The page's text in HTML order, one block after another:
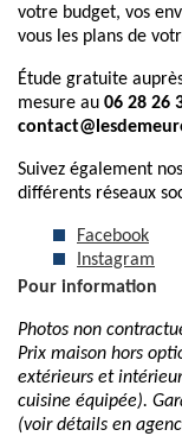
votre budget, vos
vous les plans de
Étude gratuite
mesure au 06 28 26
Suivez également
différents réseaux
Facebook
Instagram
Pour information
Photos non
Prix maison hors
extérieurs et
cuisine équipée).
(voir détails en